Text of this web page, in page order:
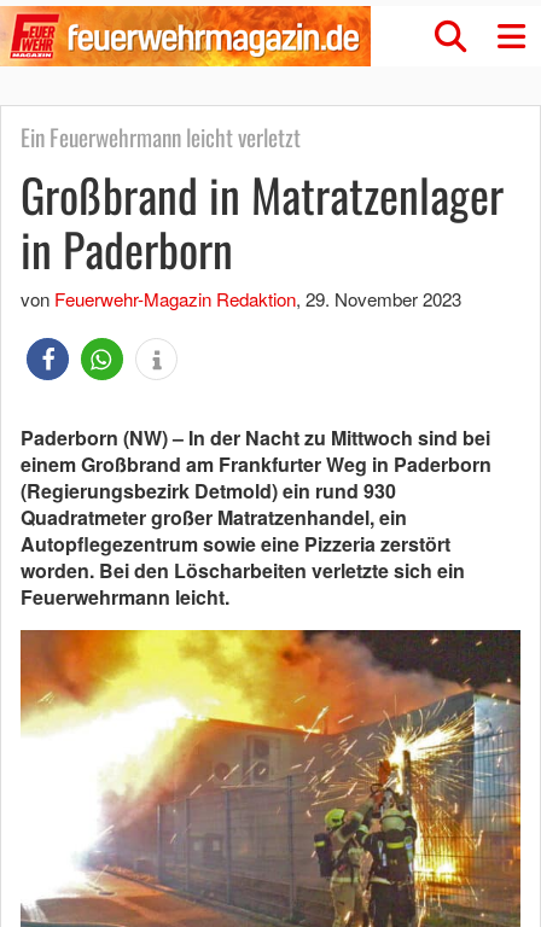
Ein Feuerwehrmann leicht verletzt
Großbrand in Matratzenlager
in Paderborn
von Feuerwehr-Magazin Redaktion, 29. November 2023
Paderborn (NW) – In der Nacht zu Mittwoch sind bei
einem Großbrand am Frankfurter Weg in Paderborn
(Regierungsbezirk Detmold) ein rund 930
Quadratmeter großer Matratzenhandel, ein
Autopflegezentrum sowie eine Pizzeria zerstört
worden. Bei den Löscharbeiten verletzte sich ein
Feuerwehrmann leicht.